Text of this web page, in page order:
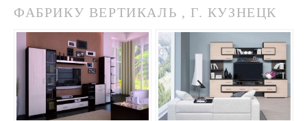
ФАБРИКУ ВЕРТИКАЛЬ , Г. КУЗНЕЦК